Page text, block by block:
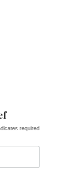
required